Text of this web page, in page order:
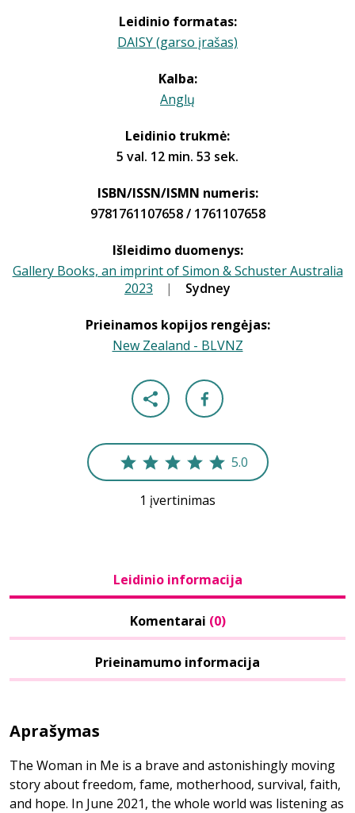
Leidinio formatas:
DAISY (garso įrašas)
Kalba:
Anglų
Leidinio trukmė:
5 val. 12 min. 53 sek.
ISBN/ISSN/ISMN numeris:
9781761107658 / 1761107658
Išleidimo duomenys:
Gallery Books, an imprint of Simon & Schuster Australia
2023 | Sydney
Prieinamos kopijos rengėjas:
New Zealand - BLVNZ
5.0
1 įvertinimas
Leidinio informacija
Komentarai (0)
Prieinamumo informacija
Aprašymas
The Woman in Me is a brave and astonishingly moving
story about freedom, fame, motherhood, survival, faith,
and hope. In June 2021, the whole world was listening as